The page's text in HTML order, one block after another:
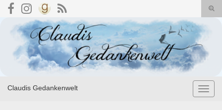
Search for:
Claudis Gedankenwelt